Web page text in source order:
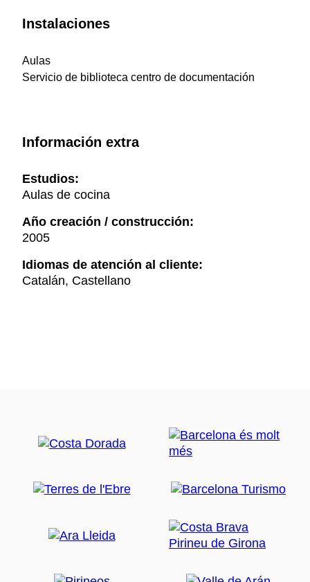
Instalaciones
Aulas
Servicio de biblioteca centro de documentación
Información extra
Estudios:
Aulas de cocina
Año creación / construcción:
2005
Idiomas de atención al cliente:
Catalán, Castellano